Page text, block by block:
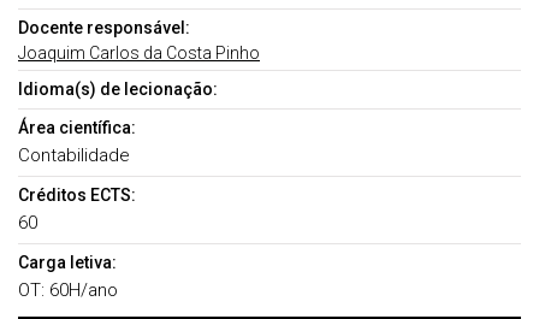
Docente responsável:
Joaquim Carlos da Costa Pinho
Idioma(s) de lecionação:
Área científica:
Contabilidade
Créditos ECTS:
60
Carga letiva:
OT: 60H/ano